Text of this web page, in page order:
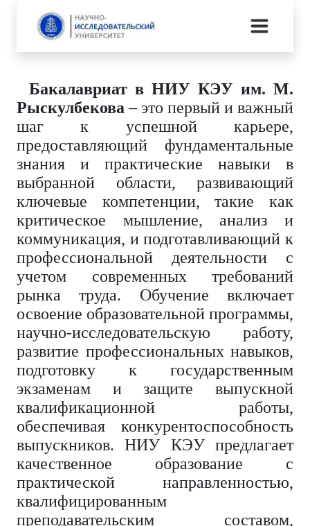
Бакалавриат в НИУ КЭУ им. М.
Рыскулбекова – это первый и важный
шаг к успешной карьере,
предоставляющий фундаментальные
знания и практические навыки в
выбранной области, развивающий
ключевые компетенции, такие как
критическое мышление, анализ и
коммуникация, и подготавливающий к
профессиональной деятельности с
учетом современных требований
рынка труда. Обучение включает
освоение образовательной программы,
научно-исследовательскую работу,
развитие профессиональных навыков,
подготовку к государственным
экзаменам и защите выпускной
квалификационной работы,
обеспечивая конкурентоспособность
выпускников. НИУ КЭУ предлагает
качественное образование с
практической направленностью,
квалифицированным
преподавательским составом,